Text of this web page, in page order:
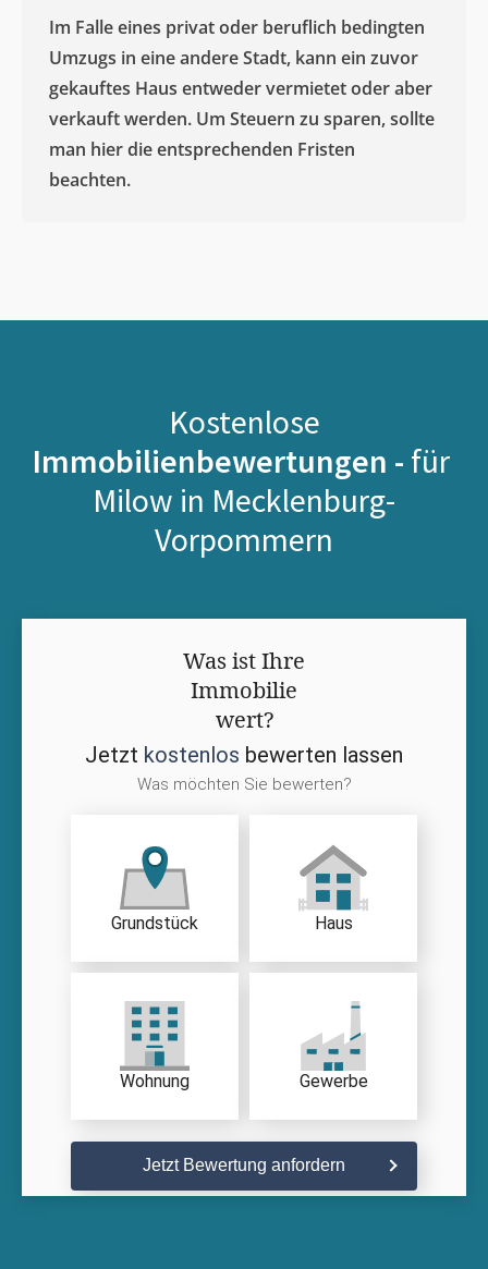
Im Falle eines privat oder beruflich bedingten
Umzugs in eine andere Stadt, kann ein zuvor
gekauftes Haus entweder vermietet oder aber
verkauft werden. Um Steuern zu sparen, sollte
man hier die entsprechenden Fristen
beachten.
Kostenlose
Immobilienbewertungen - für
Milow in Mecklenburg-
Vorpommern
Was ist Ihre
Immobilie
wert?
Jetzt kostenlos bewerten lassen
Was möchten Sie bewerten?
Grundstück Haus
Wohnung Gewerbe
Jetzt Bewertung anfordern